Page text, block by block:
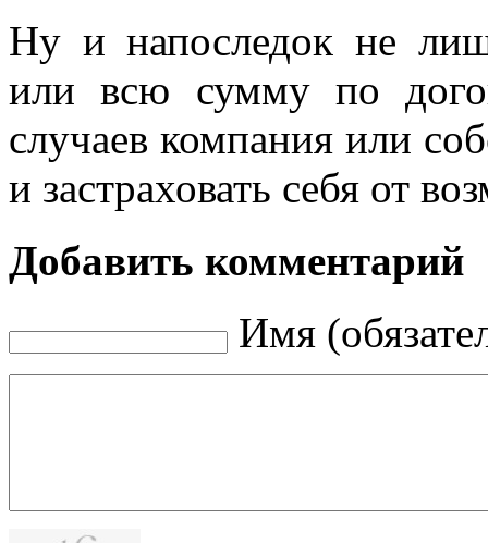
Ну и напоследок не
или всю сумму по
случаев компания или
и застраховать себя от
Добавить комментарий
Имя